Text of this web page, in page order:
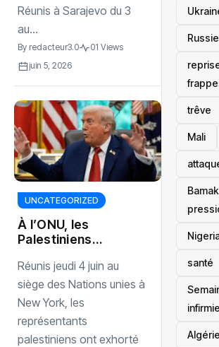
Réunis à Sarajevo du 3
au...
By redacteur3.0
01 Views
juin 5, 2026
UNCATEGORIZED
À l’ONU, les
Palestiniens
Donald Trump
pour stopper
l’annexion
israélienne
Réunis jeudi 4 juin au
siège des Nations unies à
New York, les
représentants
palestiniens ont exhorté
Russie
trêve
Mali
santé ‎
‎Algérie